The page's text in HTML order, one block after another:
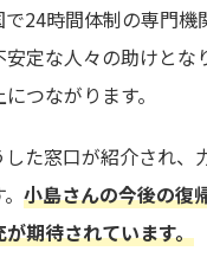
24時間体制の専門機
定な人々の助けとな
つながります。
た窓口が紹介され、
小島さんの今後の復
期待されています。